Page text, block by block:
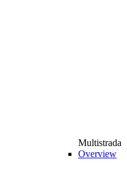
Multistrada
Overview